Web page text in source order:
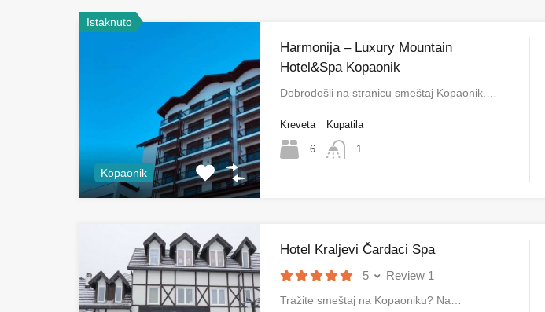
Istaknuto
Kopaonik
Harmonija – Luxury Mountain
Hotel&Spa Kopaonik
Dobrodošli na stranicu smeštaj Kopaonik.…
Kreveta
6
Kupatila
1
Hotel Kraljevi Čardaci Spa
5 Review 1
Tražite smeštaj na Kopaoniku? Na…